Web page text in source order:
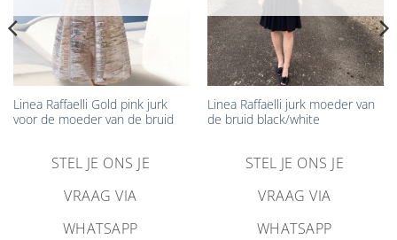
Linea Raffaelli Gold pink jurk
voor de moeder van de bruid
STEL JE ONS JE
VRAAG VIA
WHATSAPP
Linea Raffaelli jurk moeder van
de bruid black/white
STEL JE ONS JE
VRAAG VIA
WHATSAPP